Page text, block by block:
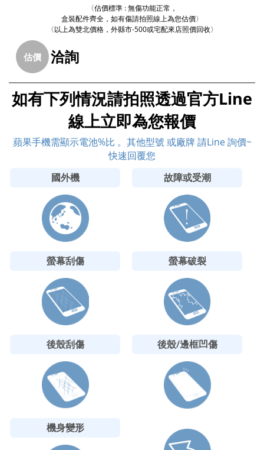
〈估價標準 : 無傷功能正常，
盒裝配件齊全，如有傷請拍照線上為您估價〉
〈以上為雙北價格，外縣市-500或宅配來店照價回收〉
估價 洽詢
如有下列情況請拍照透過官方Line
線上立即為您報價
蘋果手機需顯示電池%比 。其他型號 或廠牌 請Line 詢價~
快速回覆您
國外機
故障或受潮
螢幕刮傷 螢幕破裂
後殼刮傷 後殼/邊框凹傷
機身變形